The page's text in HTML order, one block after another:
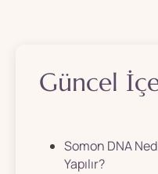
Güncel
Somon DNA
Yapılır?